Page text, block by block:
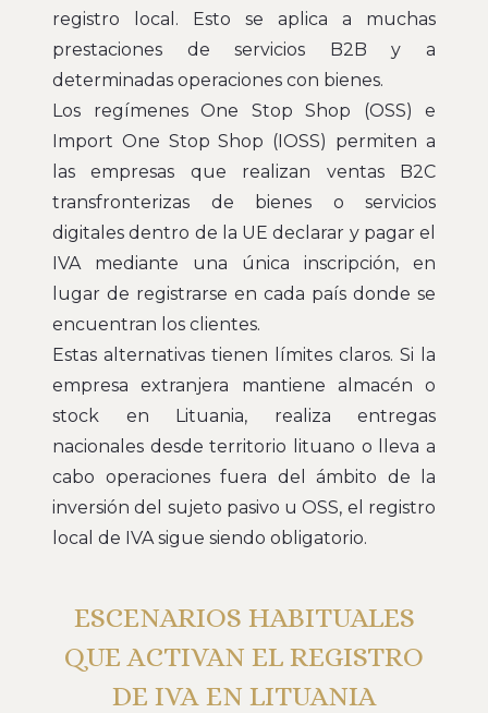
registro local. Esto se aplica a muchas
prestaciones de servicios B2B y a
determinadas operaciones con bienes.
Los regímenes One Stop Shop (OSS) e
Import One Stop Shop (IOSS) permiten a
las empresas que realizan ventas B2C
transfronterizas de bienes o servicios
digitales dentro de la UE declarar y pagar el
IVA mediante una única inscripción, en
lugar de registrarse en cada país donde se
encuentran los clientes.
Estas alternativas tienen límites claros. Si la
empresa extranjera mantiene almacén o
stock en Lituania, realiza entregas
nacionales desde territorio lituano o lleva a
cabo operaciones fuera del ámbito de la
inversión del sujeto pasivo u OSS, el registro
local de IVA sigue siendo obligatorio.
ESCENARIOS HABITUALES
QUE ACTIVAN EL REGISTRO
DE IVA EN LITUANIA